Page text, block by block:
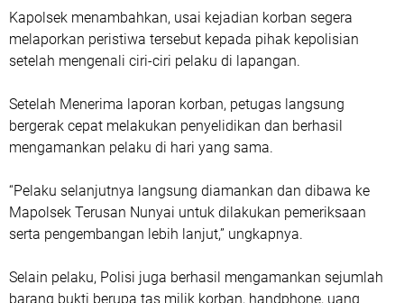
Kapolsek menambahkan, usai kejadian korban segera
melaporkan peristiwa tersebut kepada pihak kepolisian
setelah mengenali ciri-ciri pelaku di lapangan.
Setelah Menerima laporan korban, petugas langsung
bergerak cepat melakukan penyelidikan dan berhasil
mengamankan pelaku di hari yang sama.
“Pelaku selanjutnya langsung diamankan dan dibawa ke
Mapolsek Terusan Nunyai untuk dilakukan pemeriksaan
serta pengembangan lebih lanjut,” ungkapnya.
Selain pelaku, Polisi juga berhasil mengamankan sejumlah
barang bukti berupa tas milik korban, handphone, uang